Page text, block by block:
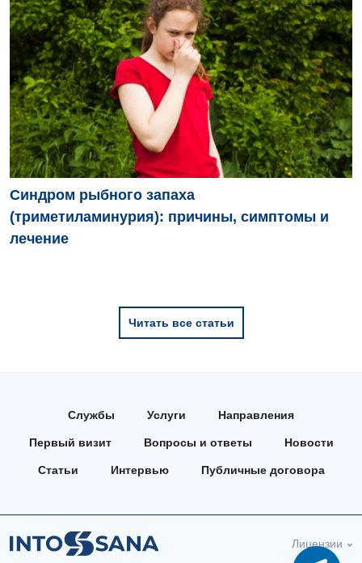
Синдром рыбного запаха
(триметиламинурия): причины, симптомы и
лечение
Читать все статьи
Службы Услуги Направления
Первый визит Вопросы и ответы Новости
Статьи Интервью Публичные договора
Лицензии